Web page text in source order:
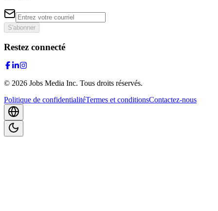
S'abonner
Restez connecté
© 2026 Jobs Media Inc. Tous droits réservés.
Politique de confidentialitéTermes et conditionsContactez-nous